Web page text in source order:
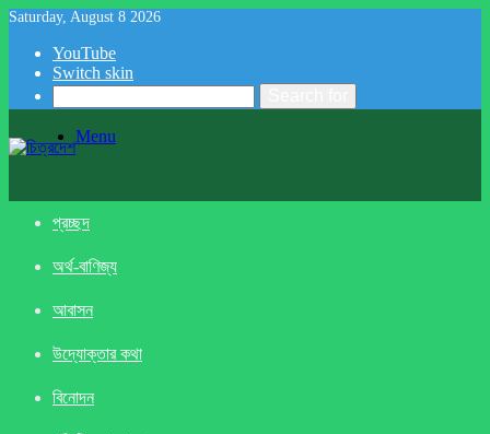
Saturday, August 8 2026
YouTube
Switch skin
Menu
প্রচ্ছদ
অর্থ-বাণিজ্য
আবাসন
উদ্যোক্তার কথা
বিনোদন